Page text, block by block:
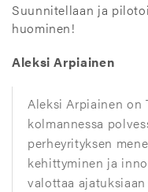
Suunnitellaan ja
huominen!
Aleksi Arpiainen
Aleksi Arpiainen on
kolmannessa
perheyrityksen
kehittyminen ja
valottaa